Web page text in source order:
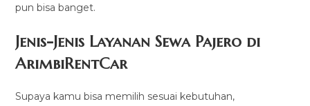
pun bisa banget.
Jenis-Jenis Layanan Sewa Pajero di
ArimbiRentCar
Supaya kamu bisa memilih sesuai kebutuhan,